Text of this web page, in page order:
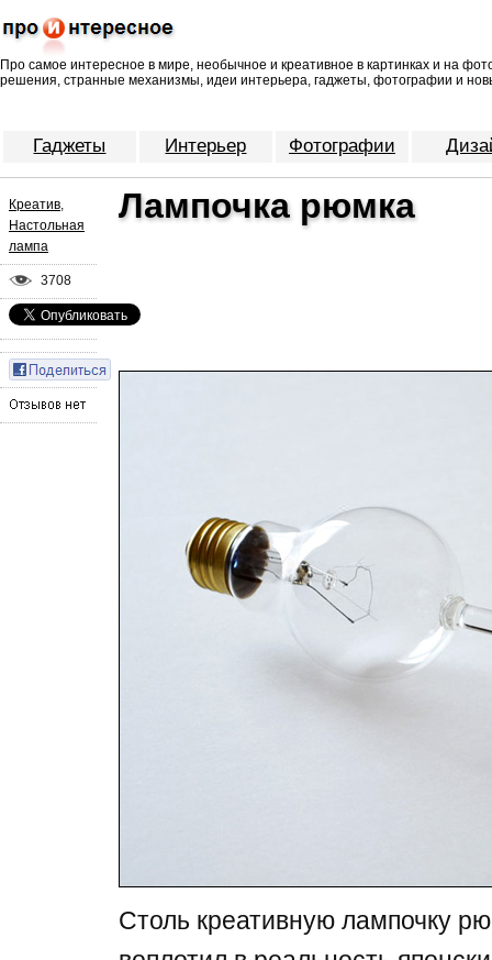
Про самое интересное в мире, необычное и креативное в картинках и на
решения, странные механизмы, идеи интерьера, гаджеты, фотографии и
Гаджеты Интерьер Фотографии
Креатив
Настольная
лампа
3708
Лампочка рюмка
Столь креативную лампочку